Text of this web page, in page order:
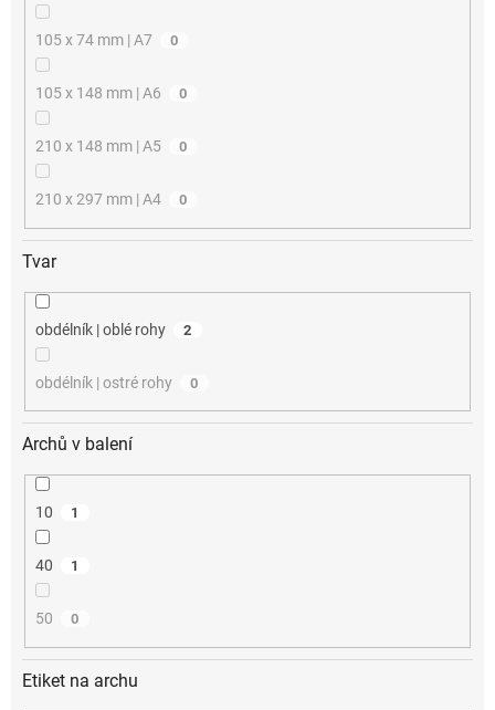
105 x 74 mm | A7 0
105 x 148 mm | A6 0
210 x 148 mm | A5 0
210 x 297 mm | A4 0
Tvar
obdélník | oblé rohy 2
obdélník | ostré rohy 0
Archů v balení
10 1
40 1
50 0
Etiket na archu